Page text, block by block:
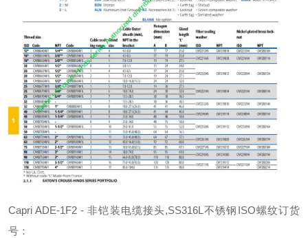
Capri ADE-1F2 - 非铠装电缆接头,SS316L不锈钢ISO螺纹订货
号：